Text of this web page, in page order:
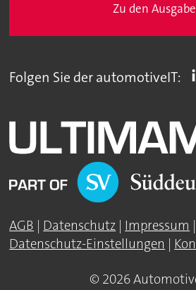
Zu den
Folgen Sie der automotiveIT:
AGB | Datenschutz | Impressum |
Datenschutz-Einstellungen |
© 2026